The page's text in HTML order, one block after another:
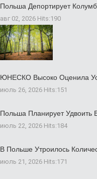
Польша Депортирует
авг 02, 2026 Hits:190
ЮНЕСКО Высоко Оценила
июль 26, 2026 Hits:151
Польша Планирует Удвоить
июль 22, 2026 Hits:184
В Польше Утроилось
июль 21, 2026 Hits:171